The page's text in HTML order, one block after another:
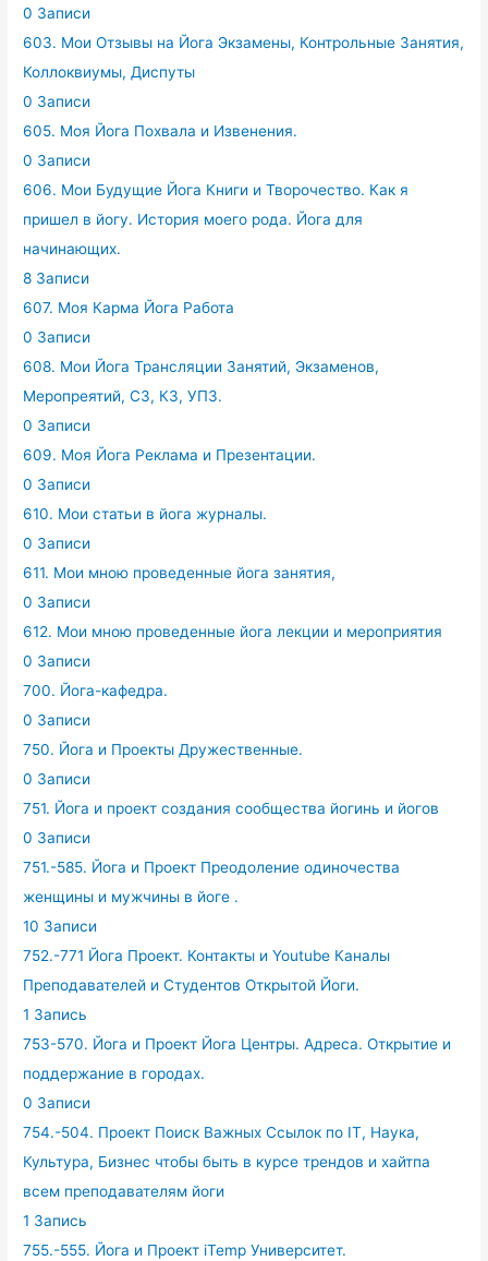
0 Записи
603. Мои Отзывы на Йога Экзамены, Контрольные Занятия,
Коллоквиумы, Диспуты
0 Записи
605. Моя Йога Похвала и Извенения.
0 Записи
606. Мои Будущие Йога Книги и Творочество. Как я
пришел в йогу. История моего рода. Йога для
начинающих.
8 Записи
607. Моя Карма Йога Работа
0 Записи
608. Мои Йога Трансляции Занятий, Экзаменов,
Меропреятий, СЗ, КЗ, УПЗ.
0 Записи
609. Моя Йога Реклама и Презентации.
0 Записи
610. Мои статьи в йога журналы.
0 Записи
611. Мои мною проведенные йога занятия,
0 Записи
612. Мои мною проведенные йога лекции и мероприятия
0 Записи
700. Йога-кафедра.
0 Записи
750. Йога и Проекты Дружественные.
0 Записи
751. Йога и проект создания сообщества йогинь и йогов
0 Записи
751.-585. Йога и Проект Преодоление одиночества
женщины и мужчины в йоге .
10 Записи
752.-771 Йога Проект. Контакты и Youtube Каналы
Преподавателей и Студентов Открытой Йоги.
1 Запись
753-570. Йога и Проект Йога Центры. Адреса. Открытие и
поддержание в городах.
0 Записи
754.-504. Проект Поиск Важных Ссылок по IT, Наука,
Культура, Бизнес чтобы быть в курсе трендов и хайтпа
всем преподавателям йоги
1 Запись
755.-555. Йога и Проект iTemp Университет.